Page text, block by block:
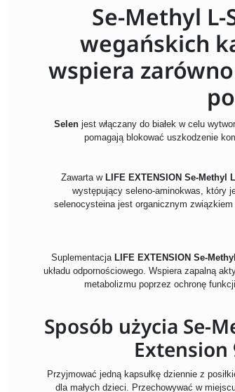
Se-Methyl
wegańskich
wspiera
Selen jest włączany do białek w celu
pomagają blokować uszkodzenie
Zawarta w LIFE EXTENSION Se-Methyl
występujący seleno-aminokwas, który
selenocysteina jest organicznym
Suplementacja LIFE EXTENSION Se-
układu odpornościowego. Wspiera zapalną
metabolizmu poprzez ochronę
Sposób użycia Se-
Extension
Przyjmować jedną kapsułkę dziennie z
dla małych dzieci. Przechowywać w